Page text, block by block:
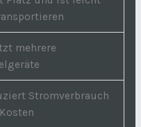
mehrere
Stromverbrauch